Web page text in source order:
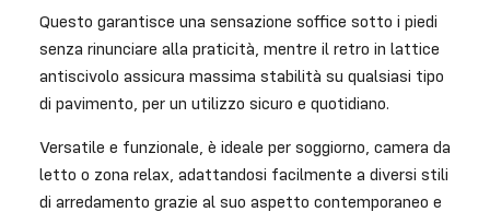
Questo garantisce una sensazione soffice sotto i piedi
senza rinunciare alla praticità, mentre il retro in lattice
antiscivolo assicura massima stabilità su qualsiasi tipo
di pavimento, per un utilizzo sicuro e quotidiano.
Versatile e funzionale, è ideale per soggiorno, camera da
letto o zona relax, adattandosi facilmente a diversi stili
di arredamento grazie al suo aspetto contemporaneo e